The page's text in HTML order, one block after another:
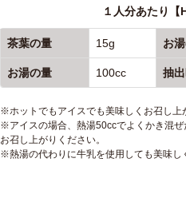
１人分あたり【
茶葉の量 15g お
お湯の量 100cc 抽
※ホットでもアイスでも美味しくお召し上
※アイスの場合、熱湯50ccでよくかき混
お召し上がりください。
※熱湯の代わりに牛乳を使用しても美味し